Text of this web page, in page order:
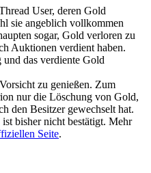
User, deren Gold
sie angeblich vollkommen
sogar, Gold verloren zu
Auktionen verdient haben.
das verdiente Gold
zu genießen. Zum
nur die Löschung von Gold,
den Besitzer gewechselt hat.
bisher nicht bestätigt. Mehr
Seite.